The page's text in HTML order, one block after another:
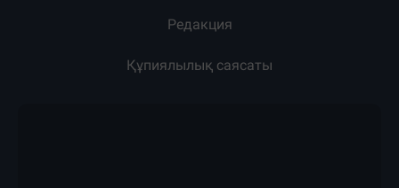
Редакция
Құпиялылық саясаты